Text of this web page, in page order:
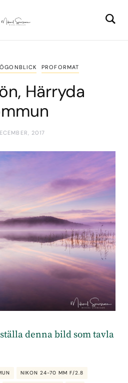
PROFORMAT
Härryda
2017
denna bild som tavla
NIKON 24-70 MM F/2.8